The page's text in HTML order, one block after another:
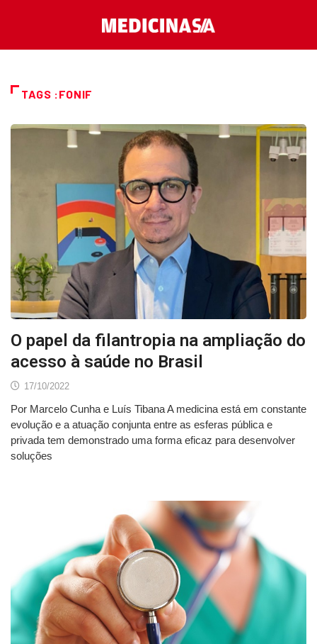
TAGS :FONIF
O papel da filantropia na ampliação do
acesso à saúde no Brasil
17/10/2022
Por Marcelo Cunha e Luís Tibana A medicina está em constante
evolução e a atuação conjunta entre as esferas pública e
privada tem demonstrado uma forma eficaz para desenvolver
soluções